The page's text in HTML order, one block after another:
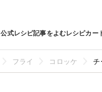
公式レシピ記事をよむレシピカー
フライ コロッケ チ